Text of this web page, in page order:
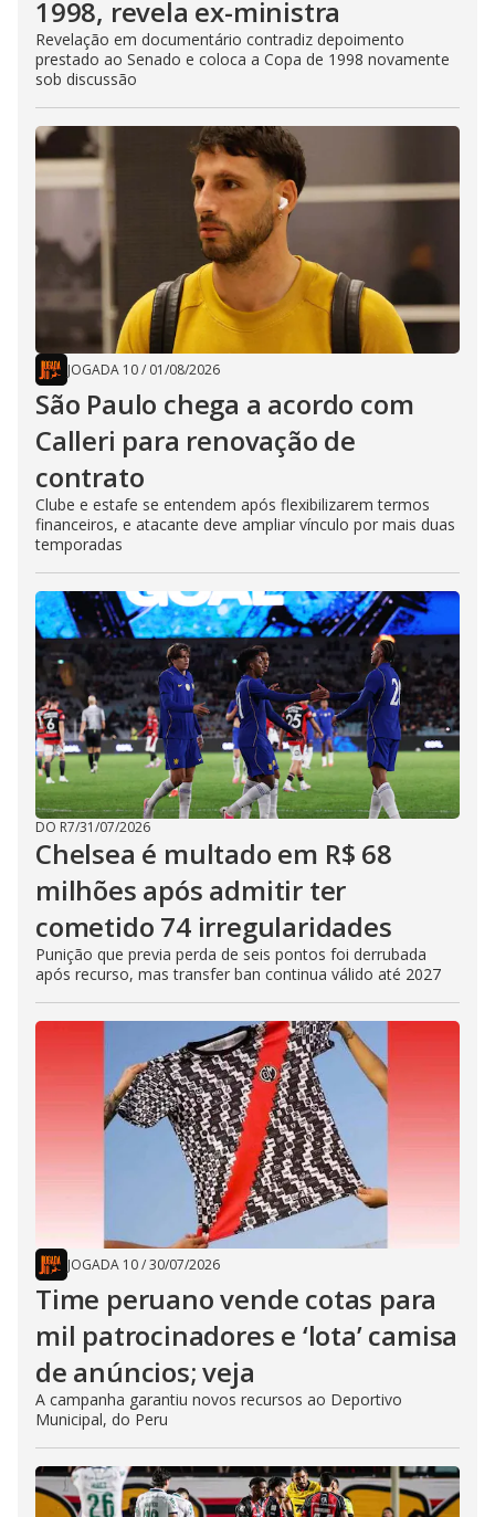
1998, revela ex-ministra
Revelação em documentário contradiz depoimento
prestado ao Senado e coloca a Copa de 1998 novamente
sob discussão
JOGADA 10/ 01/08/2026
São Paulo chega a acordo com
Calleri para renovação de
contrato
Clube e estafe se entendem após flexibilizarem termos
financeiros, e atacante deve ampliar vínculo por mais duas
temporadas
DO R7/31/07/2026
Chelsea é multado em R$ 68
milhões após admitir ter
cometido 74 irregularidades
Punição que previa perda de seis pontos foi derrubada
após recurso, mas transfer ban continua válido até 2027
JOGADA 10/30/07/2026
Time peruano vende cotas para
mil patrocinadores e ‘lota’ camisa
de anúncios; veja
A campanha garantiu novos recursos ao Deportivo
Municipal, do Peru